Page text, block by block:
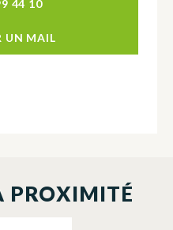
44 10
UN MAIL
PROXIMITÉ